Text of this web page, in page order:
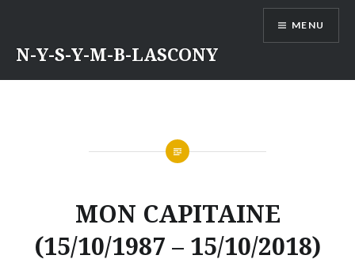
contenu
N-Y-S-Y-M-B-LASCONY
MENU
MON CAPITAINE
(15/10/1987 – 15/10/2018)